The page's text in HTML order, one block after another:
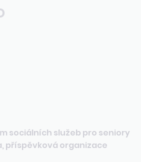
sociálních služeb pro seniory
příspěvková organizace